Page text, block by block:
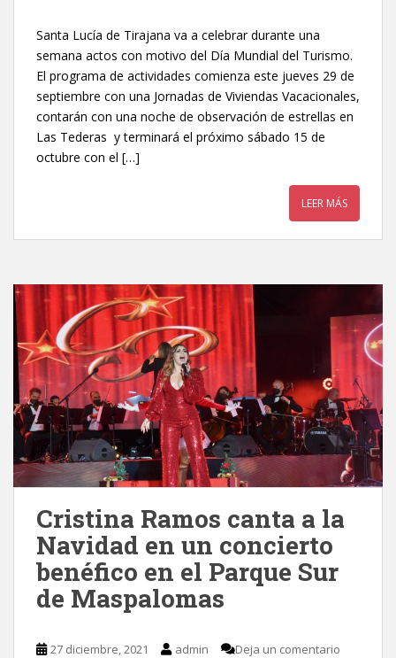
Santa Lucía de Tirajana va a celebrar durante una
semana actos con motivo del Día Mundial del Turismo.
El programa de actividades comienza este jueves 29 de
septiembre con una Jornadas de Viviendas Vacacionales,
contarán con una noche de observación de estrellas en
Las Tederas y terminará el próximo sábado 15 de
octubre con el […]
LEER MÁS
Cristina Ramos canta a la
Navidad en un concierto
benéfico en el Parque Sur
de Maspalomas
27 diciembre, 2021 admin Deja un comentario